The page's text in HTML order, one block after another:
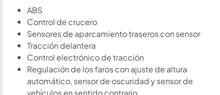
ABS
Control de crucero
Sensores de aparcamiento traseros con sensor
Tracción delantera
Control electrónico de tracción
Regulación de los faros con ajuste de altura
automático, sensor de oscuridad y sensor de
vehículos en sentido contrario